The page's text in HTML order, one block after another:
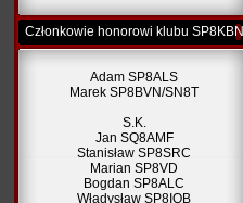
Członkowie honorowi klubu SP8KBN
Adam SP8ALS
Marek SP8BVN/SN8T
S.K.
Jan SQ8AMF
Stanisław SP8SRC
Marian SP8VD
Bogdan SP8ALC
Władysław SP8IQB